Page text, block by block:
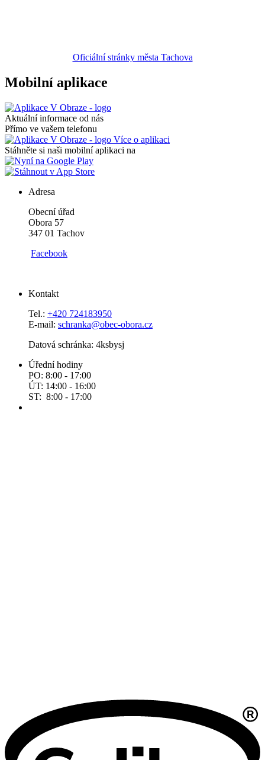
Oficiální stránky města Tachova
Mobilní aplikace
Aktuální informace od nás
Přímo ve vašem telefonu
Více o aplikaci
Stáhněte si naši mobilní aplikaci na
Adresa
Obecní úřad
Obora 57
347 01 Tachov
Facebook
Kontakt
Tel.: +420 724183950
E-mail: schranka@obec-obora.cz
Datová schránka: 4ksbysj
Úřední hodiny
PO: 8:00 - 17:00
ÚT: 14:00 - 16:00
ST: 8:00 - 17:00